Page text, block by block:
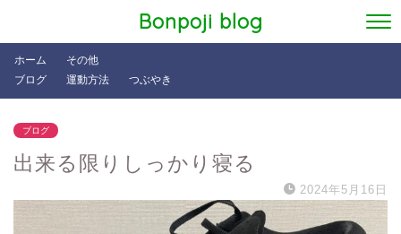
Bonpoji blog
ホーム
ブログ
その他
運動方法
つぶやき
ブログ
出来る限りしっかり寝る
2024年5月16日